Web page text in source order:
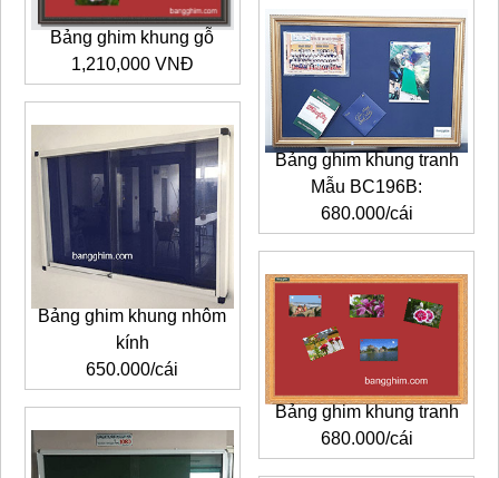
Bảng ghim khung gỗ
1,210,000 VNĐ
Bảng ghim khung nhôm
kính
650.000/cái
Bảng ghim khung tranh
Mẫu BC196B:
680.000/cái
Bảng ghim khung tranh
680.000/cái